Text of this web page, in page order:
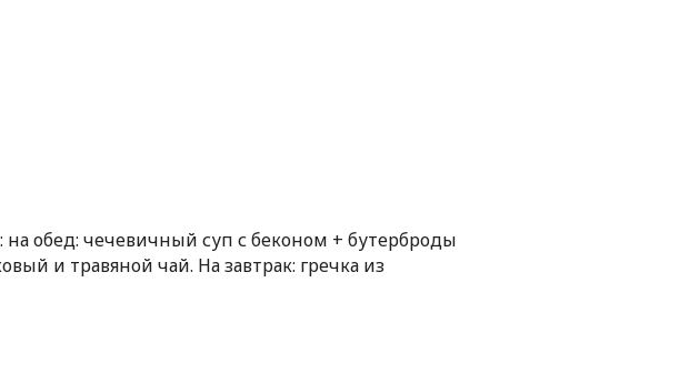
обед: чечевичный суп с беконом + бутерброды
и травяной чай. На завтрак: гречка из